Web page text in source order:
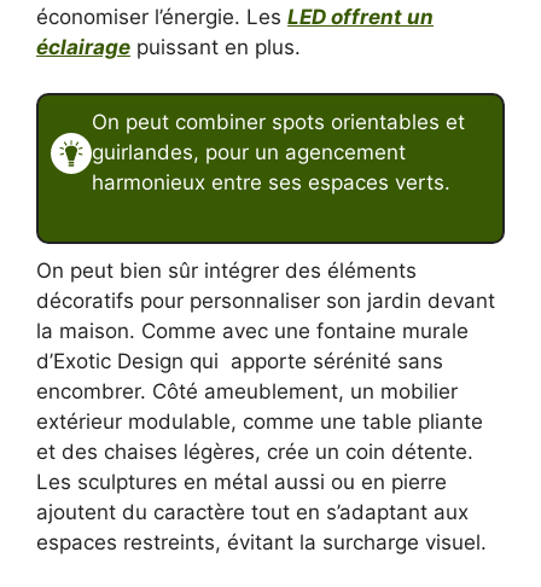
économiser l’énergie. Les LED offrent un
éclairage puissant en plus.
On peut combiner spots orientables et
guirlandes, pour un agencement
harmonieux entre ses espaces verts.
On peut bien sûr intégrer des éléments
décoratifs pour personnaliser son jardin devant
la maison. Comme avec une fontaine murale
d’Exotic Design qui apporte sérénité sans
encombrer. Côté ameublement, un mobilier
extérieur modulable, comme une table pliante
et des chaises légères, crée un coin détente.
Les sculptures en métal aussi ou en pierre
ajoutent du caractère tout en s’adaptant aux
espaces restreints, évitant la surcharge visuel.